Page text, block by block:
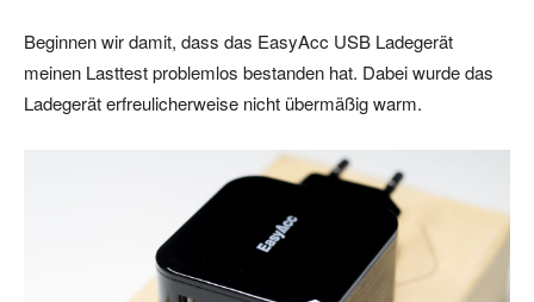
Beginnen wir damit, dass das EasyAcc USB Ladegerät
meinen Lasttest problemlos bestanden hat. Dabei wurde das
Ladegerät erfreulicherweise nicht übermäßig warm.